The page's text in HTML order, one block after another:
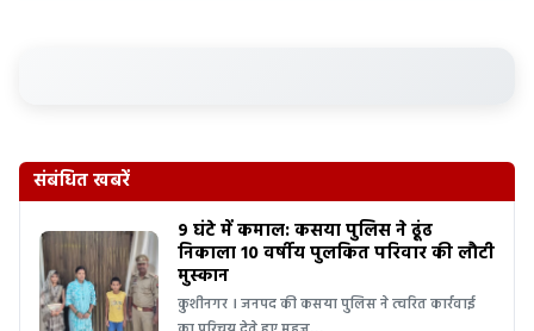
संबंधित खबरें
9 घंटे में कमाल: कसया पुलिस ने ढूंढ
निकाला 10 वर्षीय पुलकित परिवार की लौटी
मुस्कान
कुशीनगर । जनपद की कसया पुलिस ने त्वरित कार्रवाई